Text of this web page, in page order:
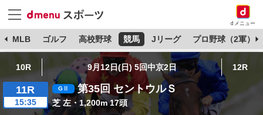
dメニュー
MLB ゴルフ 高校野球 競馬 Jリーグ プロ野球（2軍）
10R 9月12日(日) 5回中京2日 12R
11R
15:35
第35回 セントウルＳ
芝 左・1,200m 17頭